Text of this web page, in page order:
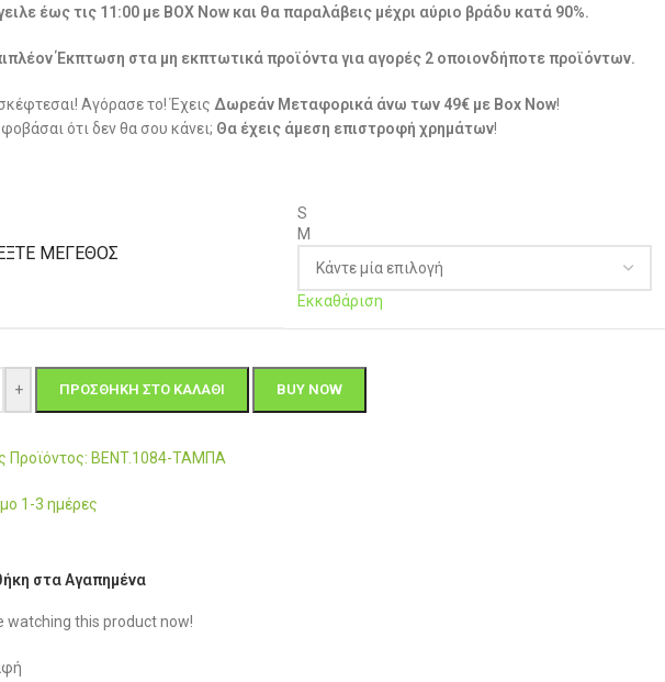
έως τις 11:00 με BOX Now και θα παραλάβεις μέχρι αύριο βράδυ κατά 90%.
Έκπτωση στα μη εκπτωτικά προϊόντα για αγορές 2 οποιονδήποτε προϊόντων.
Αγόρασε το! Έχεις Δωρεάν Μεταφορικά άνω των 49€ με Box Now!
ότι δεν θα σου κάνει; Θα έχεις άμεση επιστροφή χρημάτων!
ΜΈΓΕΘΟΣ
S
M
Εκκαθάριση
+ ΠΡΟΣΘΉΚΗ ΣΤΟ ΚΑΛΆΘΙ BUY NOW
Προϊόντος: BENT.1084-ΤΑΜΠΑ
1-3 ημέρες
στα Αγαπημένα
watching this product now!